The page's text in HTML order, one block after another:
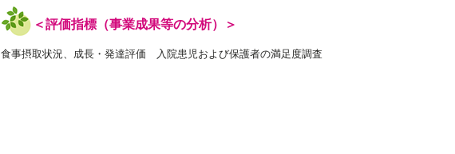
＜評価指標（事業成果等の分析）＞
食事摂取状況、成長・発達評価 入院患児および保護者の満足度調査